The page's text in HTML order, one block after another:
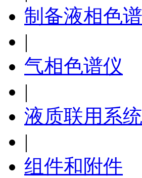
制备液相色
|
气相色谱仪
|
液质联用系统
|
组件和附件